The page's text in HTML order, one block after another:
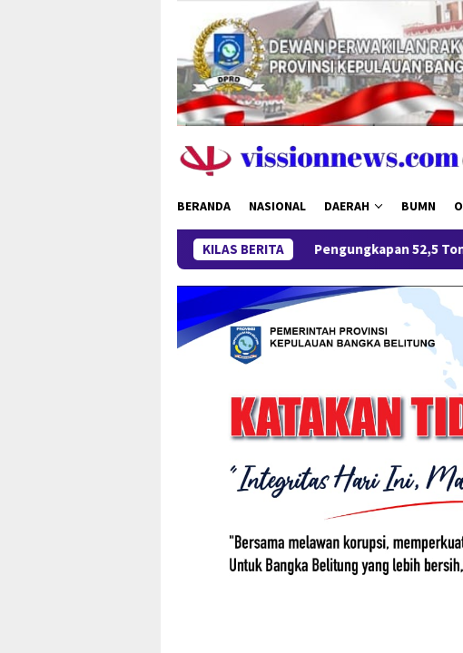
konten
BERANDA NASIONAL DAERAH BUMN
KILAS BERITA
Pengungkapan 52,5 Ton Pasir Timah Ilegal